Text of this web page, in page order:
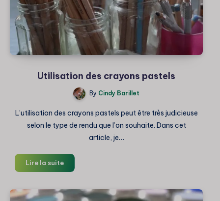
Utilisation des crayons pastels
By Cindy Barillet
L’utilisation des crayons pastels peut être très judicieuse
selon le type de rendu que l’on souhaite. Dans cet
article, je…
Lire la suiteUtilisation
des
pastels